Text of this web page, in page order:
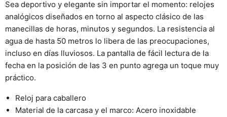
Sea deportivo y elegante sin importar el momento: relojes
analógicos diseñados en torno al aspecto clásico de las
manecillas de horas, minutos y segundos. La resistencia al
agua de hasta 50 metros lo libera de las preocupaciones,
incluso en días lluviosos. La pantalla de fácil lectura de la
fecha en la posición de las 3 en punto agrega un toque muy
práctico.
Reloj para caballero
Material de la carcasa y el marco: Acero inoxidable